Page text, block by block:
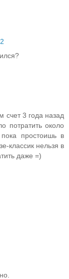
3 года назад
потратить около
простоишь в
классик нельзя в
даже =)